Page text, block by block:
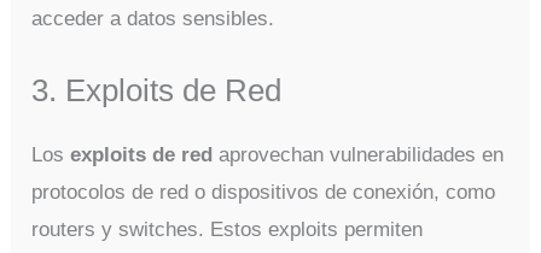
acceder a datos sensibles.
3. Exploits de Red
Losexploits de red aprovechan vulnerabilidades en
protocolos de red o dispositivos de conexión, como
routers y switches. Estos exploits permiten